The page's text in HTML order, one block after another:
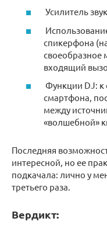
Усилитель
спикерфона
своеобразное
входящий
Функции DJ: к
смартфона,
между
«волшебной»
Последняя
интересной, но ее
подкачала: лично у
третьего раза.
Вердикт: